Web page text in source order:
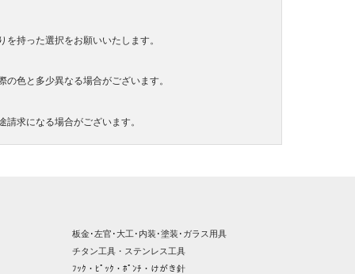
持った選択をお願いいたします。
色と多少異なる場合がございます。
求になる場合がございます。
板金･左官･大工･内装･塗装･ガラス用具
チタン工具・ステンレス工具
ﾌｯｸ・ﾋﾟｯｸ・ﾎﾟﾝﾁ・けがき針